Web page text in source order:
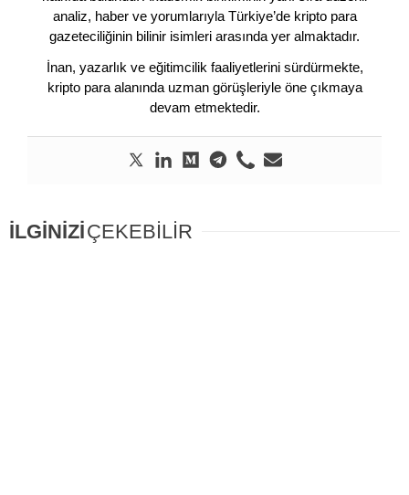
analiz, haber ve yorumlarıyla Türkiye’de kripto para
gazeteciliğinin bilinir isimleri arasında yer almaktadır.
İnan, yazarlık ve eğitimcilik faaliyetlerini sürdürmekte,
kripto para alanında uzman görüşleriyle öne çıkmaya
devam etmektedir.
İLGİNİZİÇEKEBİLİR